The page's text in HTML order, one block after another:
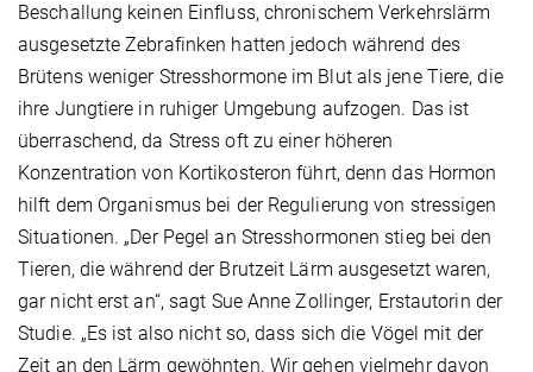
Beschallung keinen Einfluss, chronischem Verkehrslärm
ausgesetzte Zebrafinken hatten jedoch während des
Brütens weniger Stresshormone im Blut als jene Tiere, die
ihre Jungtiere in ruhiger Umgebung aufzogen. Das ist
überraschend, da Stress oft zu einer höheren
Konzentration von Kortikosteron führt, denn das Hormon
hilft dem Organismus bei der Regulierung von stressigen
Situationen. „Der Pegel an Stresshormonen stieg bei den
Tieren, die während der Brutzeit Lärm ausgesetzt waren,
gar nicht erst an“, sagt Sue Anne Zollinger, Erstautorin der
Studie. „Es ist also nicht so, dass sich die Vögel mit der
Zeit an den Lärm gewöhnten. Wir gehen vielmehr davon